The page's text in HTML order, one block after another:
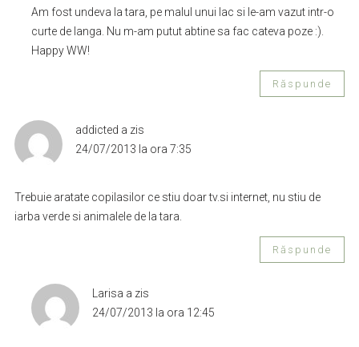
Am fost undeva la tara, pe malul unui lac si le-am vazut intr-o
curte de langa. Nu m-am putut abtine sa fac cateva poze :).
Happy WW!
Răspunde
addicted a zis
24/07/2013 la ora 7:35
Trebuie aratate copilasilor ce stiu doar tv.si internet, nu stiu de
iarba verde si animalele de la tara.
Răspunde
Larisa a zis
24/07/2013 la ora 12:45